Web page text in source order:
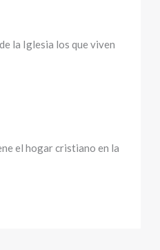
la Iglesia los que viven
el hogar cristiano en la